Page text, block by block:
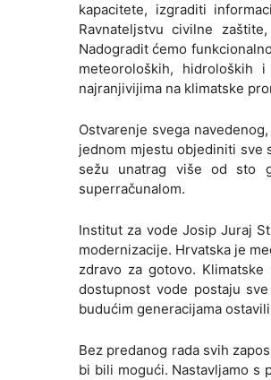
kapacitete, izgraditi
Ravnateljstvu civilne
Nadogradit ćemo
meteoroloških, hidroloških
najranjivijima na klimatske
Ostvarenje svega
jednom mjestu objediniti sve
sežu unatrag više od sto
superračunalom.
Institut za vode Josip Juraj
modernizacije. Hrvatska je
zdravo za gotovo.
dostupnost vode postaju
budućim generacijama
Bez predanog rada svih
bi bili mogući. Nastavljamo s